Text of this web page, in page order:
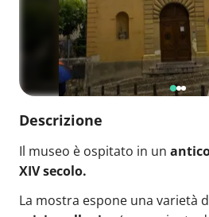
Descrizione
Il museo è ospitato in un
XIV secolo.
La mostra espone una varietà